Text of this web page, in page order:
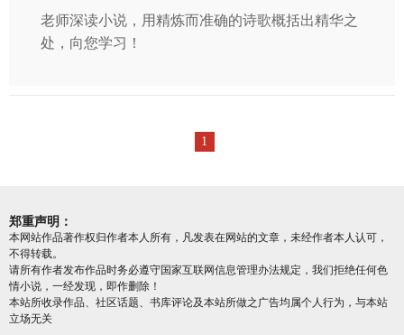
老师深读小说，用精炼而准确的诗歌概括出精华之
处，向您学习！
1
郑重声明：
本网站作品著作权归作者本人所有，凡发表在网站的文章，未经作者本人认可，
不得转载。
请所有作者发布作品时务必遵守国家互联网信息管理办法规定，我们拒绝任何色
情小说，一经发现，即作删除！
本站所收录作品、社区话题、书库评论及本站所做之广告均属个人行为，与本站
立场无关